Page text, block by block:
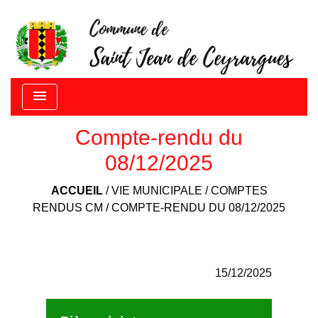
menu
Compte-rendu du
08/12/2025
ACCUEIL/VIE MUNICIPALE /COMPTES
RENDUS CM /COMPTE-RENDU DU 08/12/2025
15/12/2025